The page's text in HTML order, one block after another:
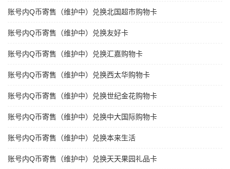
账号内Q币寄售（维护中）兑换北国超市购物卡
账号内Q币寄售（维护中）兑换友好卡
账号内Q币寄售（维护中）兑换汇嘉购物卡
账号内Q币寄售（维护中）兑换西太华购物卡
账号内Q币寄售（维护中）兑换世纪金花购物卡
账号内Q币寄售（维护中）兑换中大国际购物卡
账号内Q币寄售（维护中）兑换本来生活
账号内Q币寄售（维护中）兑换天天果园礼品卡